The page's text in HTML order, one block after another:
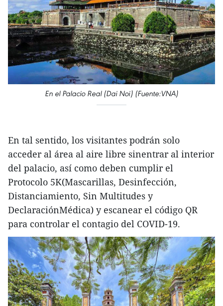
En el Palacio Real (Dai Noi) (Fuente:VNA)
En tal sentido, los visitantes podrán solo
acceder al área al aire libre sinentrar al interior
del palacio, así como deben cumplir el
Protocolo 5K(Mascarillas, Desinfección,
Distanciamiento, Sin Multitudes y
DeclaraciónMédica) y escanear el código QR
para controlar el contagio del COVID-19.